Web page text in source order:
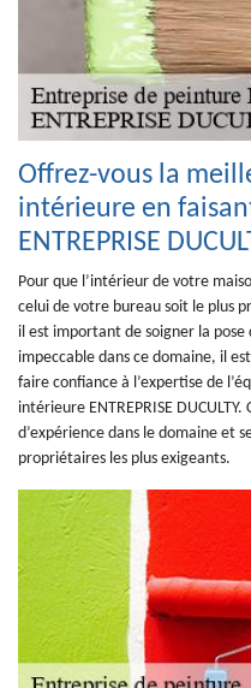
Offrez-vous la
intérieure en
ENTREPRISE
Pour que l’intérieur de votre
celui de votre bureau soit le plus
il est important de soigner la
impeccable dans ce domaine, il
faire confiance à l’expertise de
intérieure ENTREPRISE
d’expérience dans le domaine et
propriétaires les plus exigeants.